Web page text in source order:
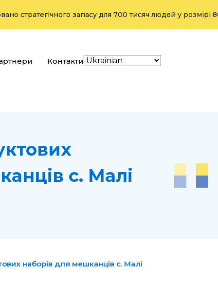
запасу для 700 тисяч людей у розмірі 800
Контакти
с. Малі
наборів для мешканців с. Малі